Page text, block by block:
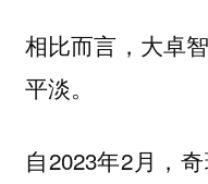
相比而言，大卓
平淡。
自2023年2月，